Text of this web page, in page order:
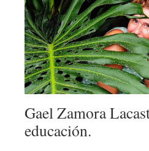
Gael Zamora
educación.